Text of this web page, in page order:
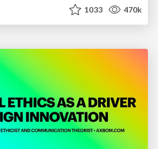
1033 470k